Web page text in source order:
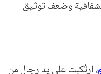
وضعف توثيق
، ارتُكبت على يد رجال من